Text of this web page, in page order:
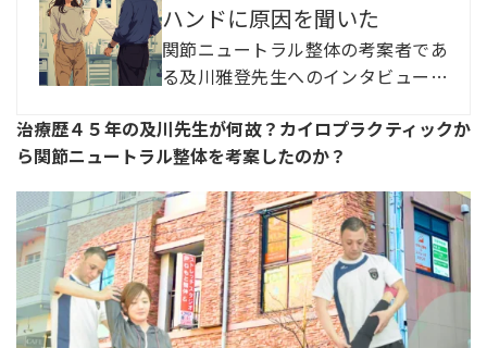
ハンドに原因を聞いた
関節ニュートラル整体の考案者であ
る及川雅登先生へのインタビュー記
ックとは異なり、形状ではなく全身
200の関節の動きに着目した施術を
提案。長年の経験と研究から、腰
痛・膝痛の原因は下肢の可動域にあ
ると指摘し、より効果的な治療法を
確立している。
治療歴４５年の及川先生が何故？カイロプラクティックか
ら関節ニュートラル整体を考案したのか？